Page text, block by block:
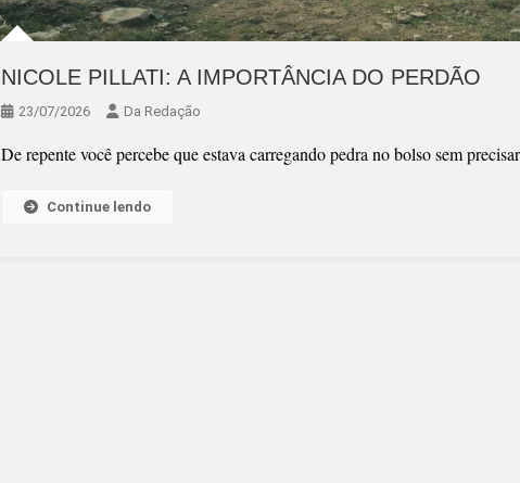
NICOLE PILLATI: A IMPORTÂNCIA DO PERDÃO
23/07/2026 Da Redação
De repente você percebe que estava carregando pedra no bolso sem precisar
Continue lendo